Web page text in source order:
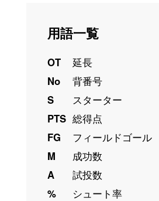
用語一覧
OT
延長
No
背番号
S
スターター
PTS 総得点
FG
フィールドゴール
M
成功数
A
試投数
%
シュート率